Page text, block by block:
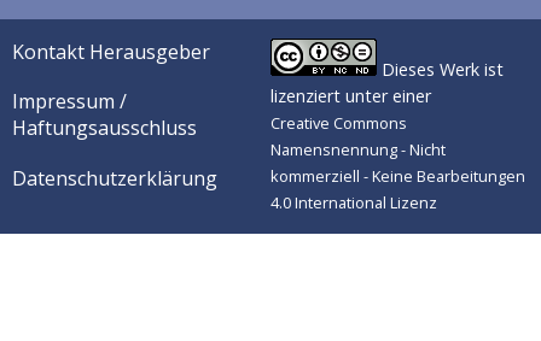
Kontakt Herausgeber
Impressum /
Haftungsausschluss
Datenschutzerklärung
Dieses Werk ist
lizenziert unter einer
Creative Commons
Namensnennung - Nicht
kommerziell - Keine Bearbeitungen
4.0 International Lizenz